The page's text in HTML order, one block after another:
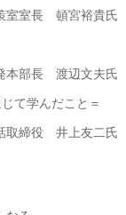
長 頓宮裕貴氏
渡辺文夫氏
て学んだこと＝
友二氏